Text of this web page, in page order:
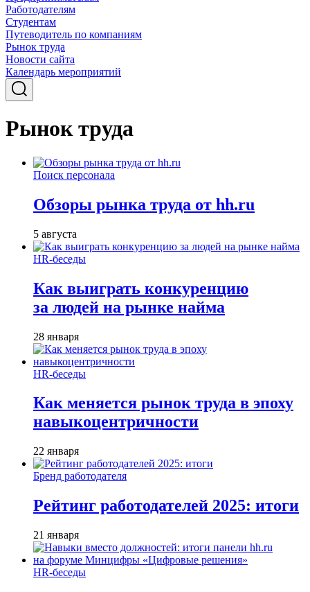
Работодателям
Студентам
Путеводитель по компаниям
Рынок труда
Новости сайта
Календарь мероприятий
Рынок труда
Поиск персонала
Обзоры рынка труда от hh.ru
5 августа
HR-беседы
Как выиграть конкуренцию
за людей на рынке найма
28 января
HR-беседы
Как меняется рынок труда в эпоху
навыкоцентричности
22 января
Бренд работодателя
Рейтинг работодателей 2025: итоги
21 января
HR-беседы